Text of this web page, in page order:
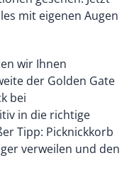
mit eigenen Augen
wir Ihnen
der Golden Gate
bei
in die richtige
Tipp: Picknickkorb
verweilen und den